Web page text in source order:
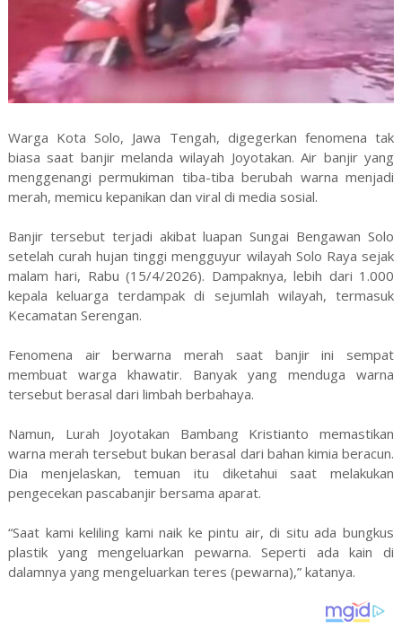
Warga Kota Solo, Jawa Tengah, digegerkan fenomena tak
biasa saat banjir melanda wilayah Joyotakan. Air banjir yang
menggenangi permukiman tiba-tiba berubah warna menjadi
merah, memicu kepanikan dan viral di media sosial.
Banjir tersebut terjadi akibat luapan Sungai Bengawan Solo
setelah curah hujan tinggi mengguyur wilayah Solo Raya sejak
malam hari, Rabu (15/4/2026). Dampaknya, lebih dari 1.000
kepala keluarga terdampak di sejumlah wilayah, termasuk
Kecamatan Serengan.
Fenomena air berwarna merah saat banjir ini sempat
membuat warga khawatir. Banyak yang menduga warna
tersebut berasal dari limbah berbahaya.
Namun, Lurah Joyotakan Bambang Kristianto memastikan
warna merah tersebut bukan berasal dari bahan kimia beracun.
Dia menjelaskan, temuan itu diketahui saat melakukan
pengecekan pascabanjir bersama aparat.
“Saat kami keliling kami naik ke pintu air, di situ ada bungkus
plastik yang mengeluarkan pewarna. Seperti ada kain di
dalamnya yang mengeluarkan teres (pewarna),” katanya.